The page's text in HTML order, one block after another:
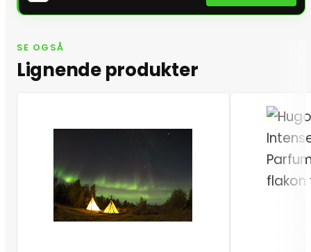
SE OGSÅ
Lignende produkter